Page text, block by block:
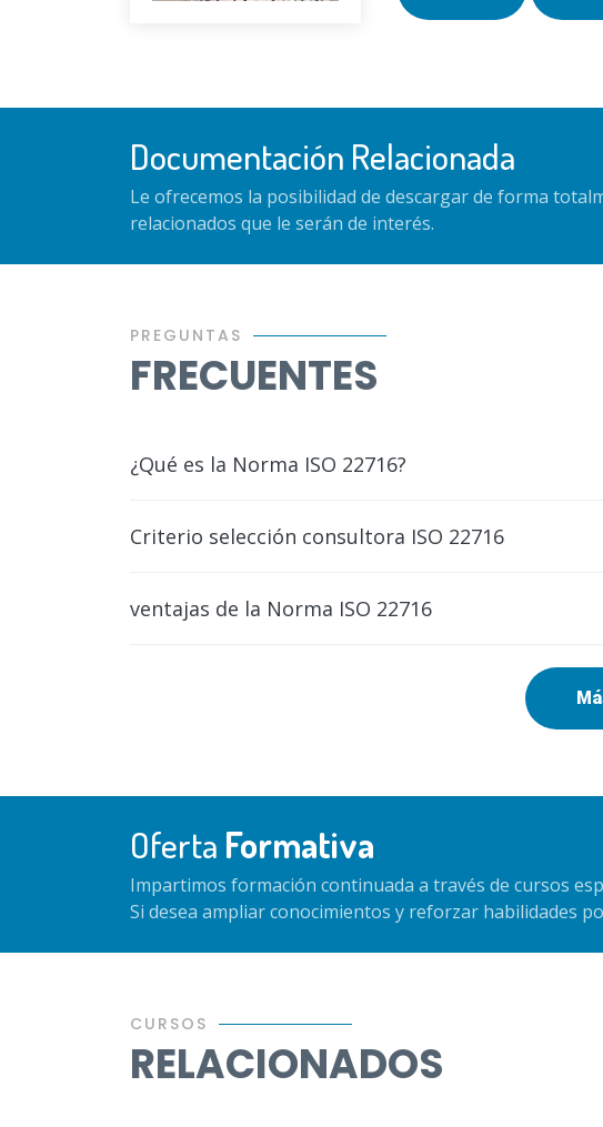
Documentación Relacionada
Le ofrecemos la posibilidad de descargar de forma
relacionados que le serán de interés.
PREGUNTAS
FRECUENTES
¿Qué es la Norma ISO 22716?
Criterio selección consultora ISO 22716
ventajas de la Norma ISO 22716
Oferta Formativa
Impartimos formación continuada a través de cursos
Si desea ampliar conocimientos y reforzar habilidades
CURSOS
RELACIONADOS